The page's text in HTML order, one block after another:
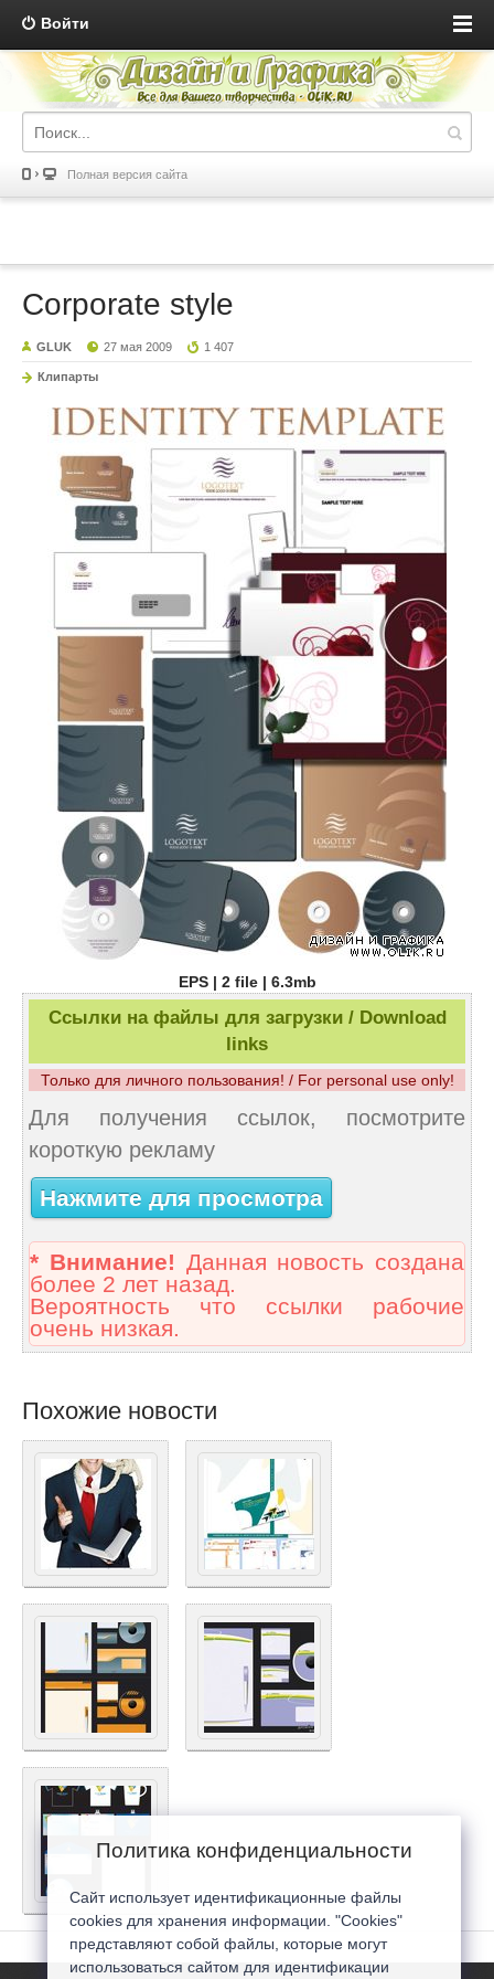
Войти
Полная версия сайта
Corporate style
GLUK 27 мая 2009 1 407
Клипарты
EPS | 2 file | 6.3mb
Ссылки на файлы для загрузки / Download
links
Только для личного пользования! / For personal use only!
Для получения ссылок, посмотрите
короткую рекламу
Нажмите для просмотра
* Внимание! Данная новость создана
более 2 лет назад.
Вероятность что ссылки рабочие
очень низкая.
Похожие новости
Политика конфиденциальности
Сайт использует идентификационные файлы
cookies для хранения информации. "Cookies"
представляют собой файлы, которые могут
использоваться сайтом для идентификации